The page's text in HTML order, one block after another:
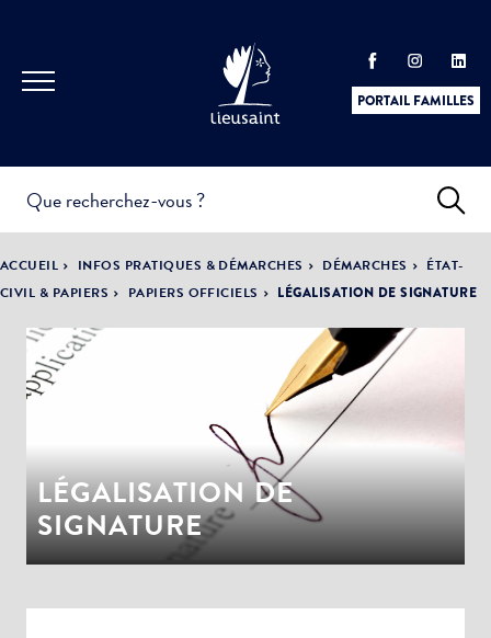
PORTAIL FAMILLES
PRATIQUES &
DÉMARCHES
ACTUALITÉS &
ÉVÈNEMENTS
DÉMOCRATIE
PARTICIPATIVE
ACCUEIL INFOS PRATIQUES & DÉMARCHES DÉMARCHES
ÉTAT-
CIVIL & PAPIERS
PAPIERS OFFICIELS LÉGALISATION DE SIGNATURE
LÉGALISATION DE
SIGNATURE